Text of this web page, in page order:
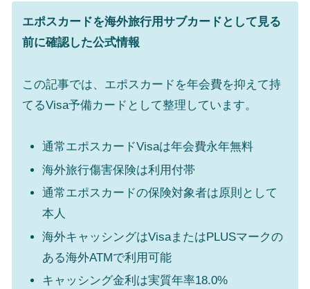
エポスカードを海外旅行用サブカードとして見る
前に確認した公式情報
この記事では、エポスカードを年会費を抑えて持
てるVisa予備カードとして整理しています。
通常エポスカードVisaは年会費永年無料
海外旅行傷害保険は利用付帯
通常エポスカードの保険対象者は原則として
本人
海外キャッシングはVisaまたはPLUSマークの
ある海外ATMで利用可能
キャッシング金利は実質年率18.0%